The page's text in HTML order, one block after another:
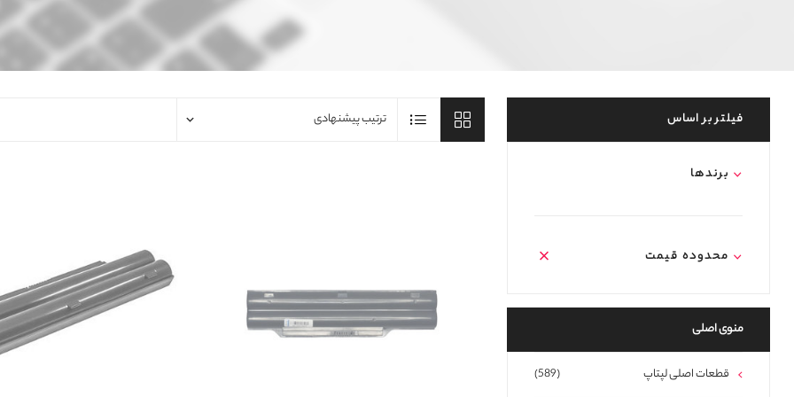
فلت لپتاپ
فیلتر بر اساس
برند‌ها
محدوده قیمت
منوی اصلی
(589) قطعات اصلی لپتاپ